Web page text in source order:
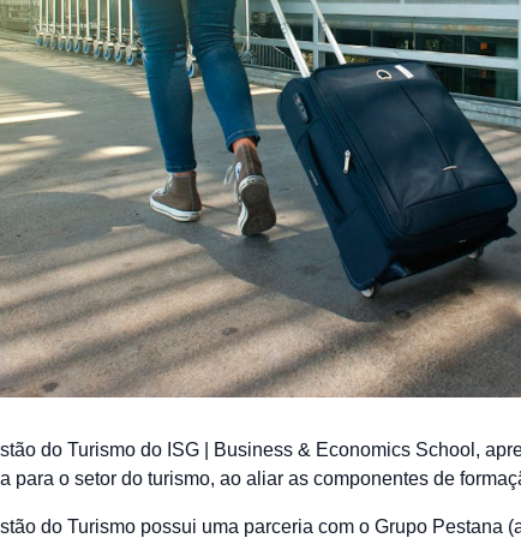
do Turismo do ISG | Business & Economics School,
para o setor do turismo, ao aliar as componentes de
do Turismo possui uma parceria com o Grupo Pestana